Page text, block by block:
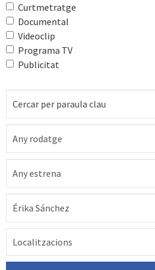
Curtmetratge
Documental
Videoclip
Programa TV
Publicitat
Localitzacions